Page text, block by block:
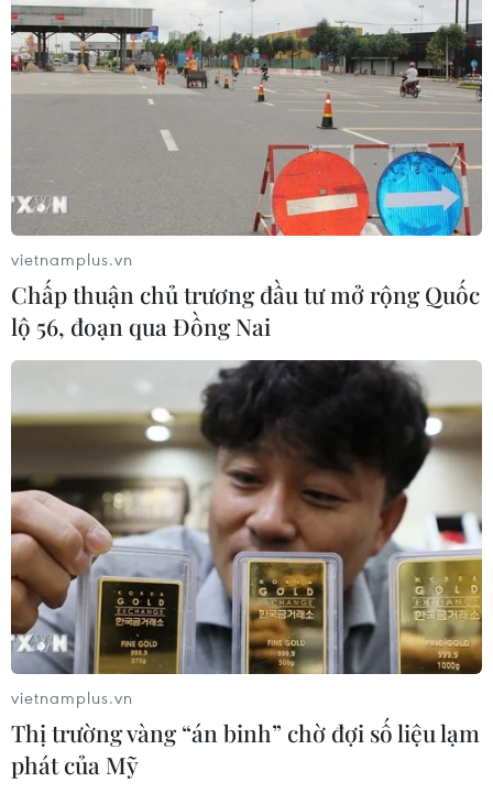
vietnamplus.vn
Chấp thuận chủ trương đầu tư mở rộng Quốc
lộ 56, đoạn qua Đồng Nai
vietnamplus.vn
Thị trường vàng “án binh” chờ đợi số liệu lạm
phát của Mỹ